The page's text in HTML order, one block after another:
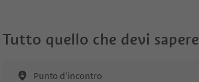
Tutto quello che devi sapere
Punto d’incontro